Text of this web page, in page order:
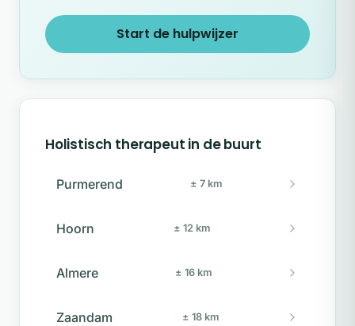
Start de hulpwijzer
Holistisch therapeut in de buurt
Purmerend ± 7 km
Hoorn ± 12 km
Almere ± 16 km
Zaandam ± 18 km